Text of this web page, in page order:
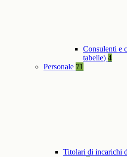
Consulenti e
tabelle) 4
Personale 71
Titolari di incarichi